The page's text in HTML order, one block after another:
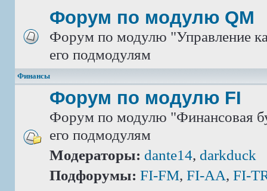
Форум по модулю QM
Форум по модулю "Управление
его подмодулям
Финансы
Форум по модулю FI
Форум по модулю "Финансовая
его подмодулям
Модераторы: dante14, darkduck
Подфорумы: FI-FM, FI-AA, FI-